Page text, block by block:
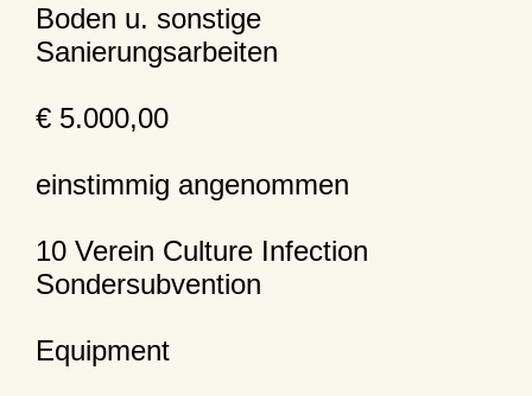
Boden u. sonstige
Sanierungsarbeiten
€ 5.000,00
einstimmig angenommen
10 Verein Culture Infection
Sondersubvention
Equipment